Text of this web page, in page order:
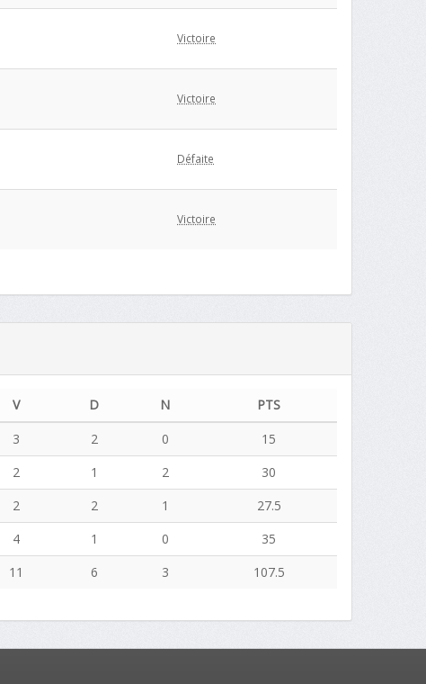
Victoire
Victoire
Défaite
Victoire
V D N
PTS
3 2 0
15
2 1 2
30
2 2 1
27.5
4 1 0
35
11 6 3 107.5